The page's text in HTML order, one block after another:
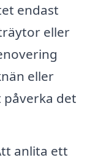
endast
eller
eller
det
anlita ett